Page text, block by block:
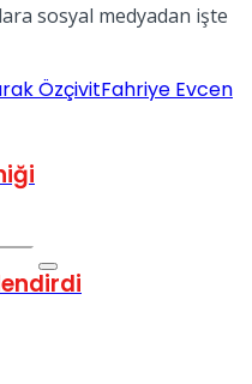
sosyal medyadan işte
ÖzçivitFahriye Evcen